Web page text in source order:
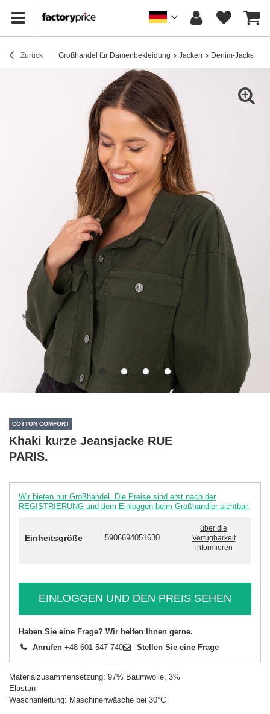
Zurück Großhandel für Damenbekleidung Jacken Denim-Jacken
COTTON COMFORT
Khaki kurze Jeansjacke RUE
PARIS.
Wir bieten nur Großhandel. Die Preise sind erst nach der
REGISTRIERUNG und dem Einloggen beim Großhändler sichtbar.
Einheitsgröße 5906694051630
über die
Verfügbarkeit
informieren
EINLOGGEN UND DEN PREIS SEHEN
Haben Sie eine Frage? Wir helfen Ihnen gerne.
Anrufen +48 601 547 740 Stellen Sie eine Frage
Materialzusammensetzung: 97% Baumwolle, 3%
Elastan
Waschanleitung: Maschinenwäsche bei 30°C